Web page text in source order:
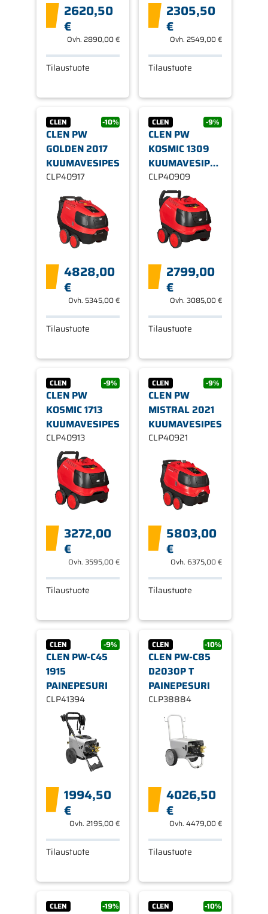
2620,50
€
Ovh. 2890,00 €
Tilaustuote
2305,50
€
Ovh.2549,00 €
Tilaustuote
CLEN -10%
CLEN PW
GOLDEN 2017
KUUMAVESIPESURI
CLP40917
4828,00
€
Ovh. 5345,00 €
Tilaustuote
CLEN -9%
CLEN PW
KOSMIC 1309
KUUMAVESIPESURI
230V
CLP40909
2799,00
€
Ovh.3085,00 €
Tilaustuote
CLEN -9%
CLEN PW
KOSMIC 1713
KUUMAVESIPESURI
CLP40913
3272,00
€
Ovh. 3595,00 €
Tilaustuote
CLEN -9%
CLEN PW
MISTRAL 2021
KUUMAVESIPESURI
CLP40921
5803,00
€
Ovh. 6375,00 €
Tilaustuote
CLEN -9%
CLEN PW-C45
1915
PAINEPESURI
CLP41394
1994,50
€
Ovh. 2195,00 €
Tilaustuote
CLEN -10%
CLEN PW-C85
D2030P T
PAINEPESURI
CLP38884
4026,50
€
Ovh.4479,00 €
Tilaustuote
CLEN -19% CLEN -10%